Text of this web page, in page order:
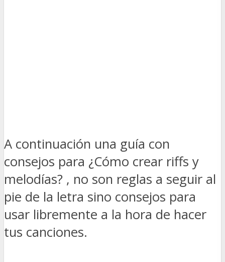
A continuación una guía con
consejos para ¿Cómo crear riffs y
melodías? , no son reglas a seguir al
pie de la letra sino consejos para
usar libremente a la hora de hacer
tus canciones.